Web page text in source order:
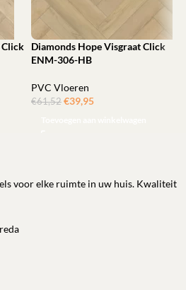
Click
Diamonds Hope Visgraat Click
ENM-306-HB
PVC Vloeren
€61,52 €39,95
voor elke ruimte in uw huis. Kwaliteit